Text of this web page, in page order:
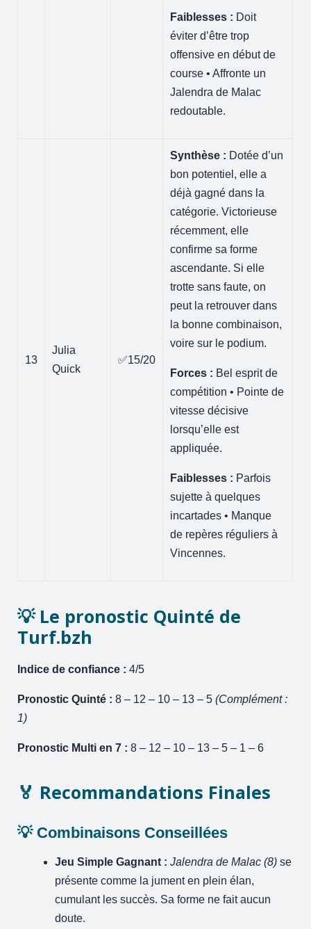
Faiblesses : Doit
éviter d’être trop
offensive en début de
course • Affronte un
Jalendra de Malac
redoutable.
13
Julia
Quick
✅15/20
Synthèse : Dotée d’un
bon potentiel, elle a
déjà gagné dans la
catégorie. Victorieuse
récemment, elle
confirme sa forme
ascendante. Si elle
trotte sans faute, on
peut la retrouver dans
la bonne combinaison,
voire sur le podium.
Forces : Bel esprit de
compétition • Pointe de
vitesse décisive
lorsqu’elle est
appliquée.
Faiblesses : Parfois
sujette à quelques
incartades • Manque
de repères réguliers à
Vincennes.
💡 Le pronostic Quinté de
Turf.bzh
Indice de confiance : 4/5
Pronostic Quinté : 8 – 12 – 10 – 13 – 5(Complément :
1)
Pronostic Multi en 7 : 8 – 12 – 10 – 13 – 5 – 1 – 6
🏅 Recommandations Finales
💡 Combinaisons Conseillées
Jeu Simple Gagnant : Jalendra de Malac (8) se
présente comme la jument en plein élan,
cumulant les succès. Sa forme ne fait aucun
doute.